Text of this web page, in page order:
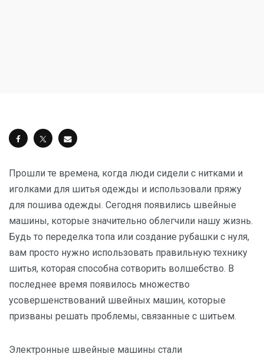
Прошли те времена, когда люди сидели с нитками и
иголками для шитья одежды и использовали пряжу
для пошива одежды. Сегодня появились швейные
машины, которые значительно облегчили нашу жизнь.
Будь то переделка топа или создание рубашки с нуля,
вам просто нужно использовать правильную технику
шитья, которая способна сотворить волшебство. В
последнее время появилось множество
усовершенствований швейных машин, которые
призваны решать проблемы, связанные с шитьем.
Электронные швейные машины стали